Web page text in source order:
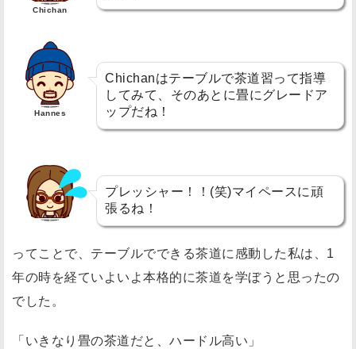
Chichan
Hannes
Chichanはテーブルで茶道習って指導
してみて、そのあとに畳にグレードア
ップだね！
プレッシャー！！(笑)マイペースに頑
張るね！
ってことで、テーブルでできる茶道に感動した私は、1
年の時を経ていよいよ本格的に茶道を学ぼうと思ったの
でした。
「いきなり畳の茶道だと、ハードル高い」